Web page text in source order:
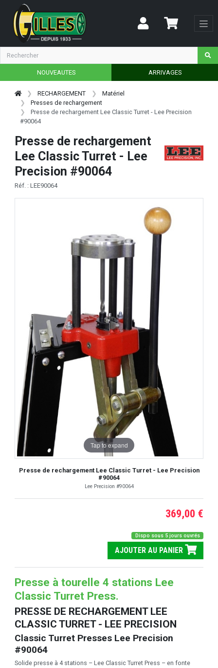
NOUVEAUTES ARRIVAGES
RECHARGEMENT
Matériel
Presses de rechargement
Presse de rechargement Lee Classic Turret - Lee Precision
#90064
Presse de rechargement
Lee Classic Turret - Lee
Precision #90064
Réf. : LEE90064
Tap to expand
Presse de rechargement Lee Classic Turret - Lee Precision
#90064
Lee Precision #90064
369,00 €
Dispo sous 5 jours ouvrés
AJOUTER AU PANIER
Presse à tourelle 4 stations Lee
Classic Turret Press.
PRESSE DE RECHARGEMENT LEE
CLASSIC TURRET - LEE PRECISION
Classic Turret Presses Lee Precision
#90064
Solide presse à 4 stations – Lee Classic Turret Press – en fonte